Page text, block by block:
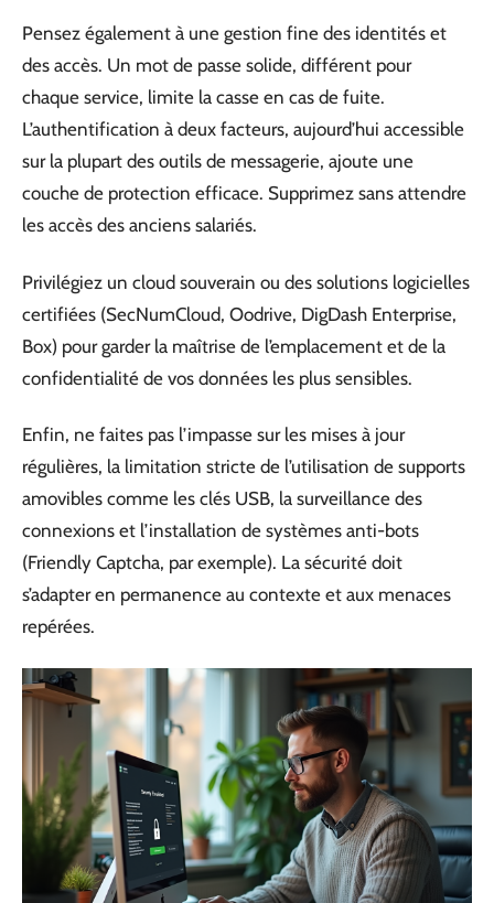
Pensez également à une gestion fine des identités et
des accès. Un mot de passe solide, différent pour
chaque service, limite la casse en cas de fuite.
L’authentification à deux facteurs, aujourd’hui accessible
sur la plupart des outils de messagerie, ajoute une
couche de protection efficace. Supprimez sans attendre
les accès des anciens salariés.
Privilégiez un cloud souverain ou des solutions logicielles
certifiées (SecNumCloud, Oodrive, DigDash Enterprise,
Box) pour garder la maîtrise de l’emplacement et de la
confidentialité de vos données les plus sensibles.
Enfin, ne faites pas l’impasse sur les mises à jour
régulières, la limitation stricte de l’utilisation de supports
amovibles comme les clés USB, la surveillance des
connexions et l’installation de systèmes anti-bots
(Friendly Captcha, par exemple). La sécurité doit
s’adapter en permanence au contexte et aux menaces
repérées.